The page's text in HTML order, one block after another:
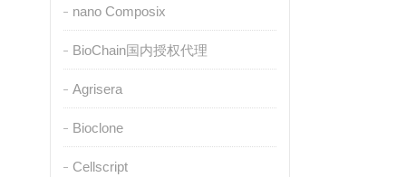
nano Composix
BioChain国内授权代理
Agrisera
Bioclone
Cellscript